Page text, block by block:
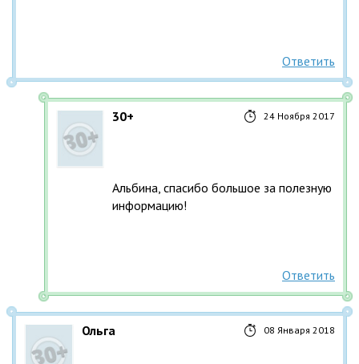
Ответить
30+ 24 Ноября 2017
Альбина, спасибо большое за полезную
информацию!
Ответить
Ольга 08 Января 2018